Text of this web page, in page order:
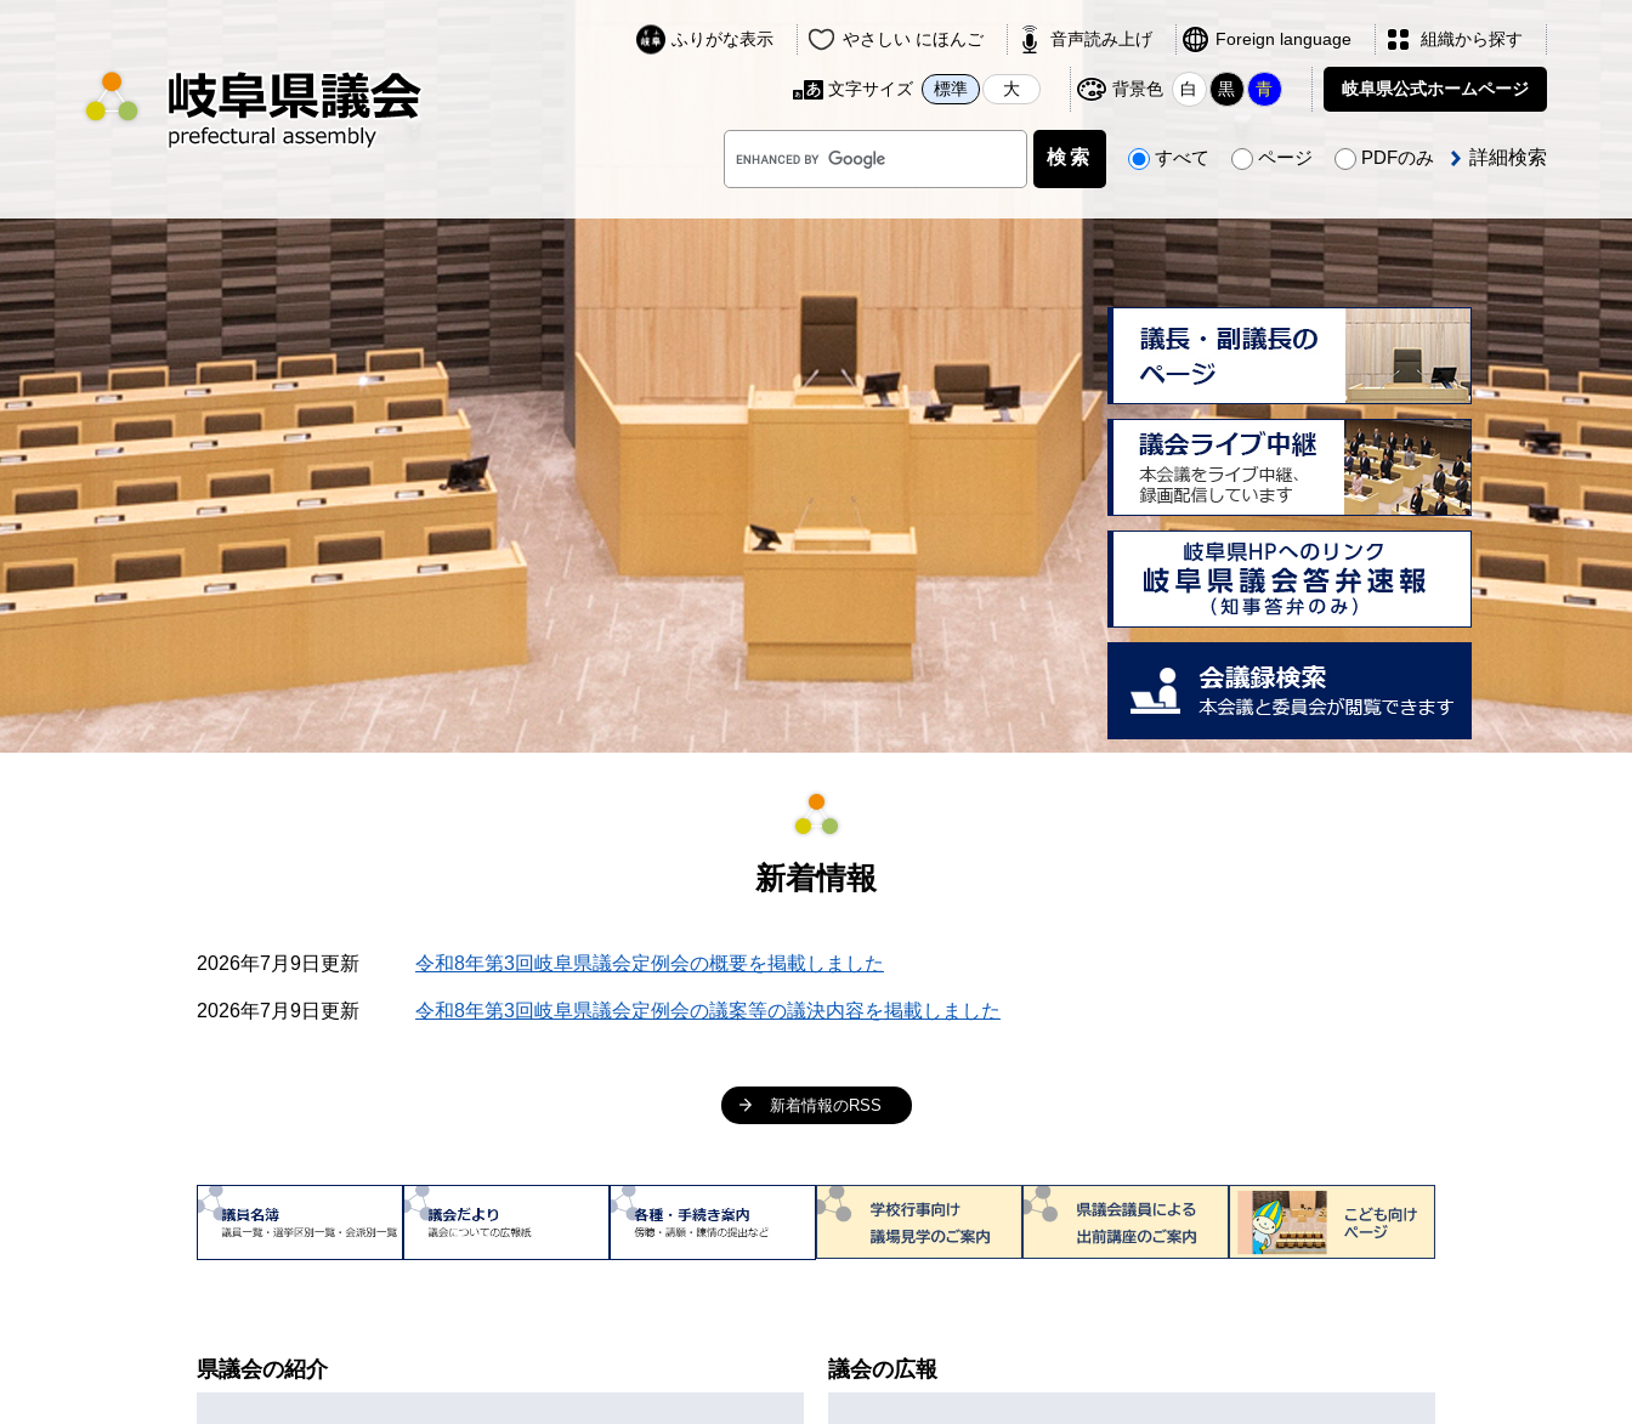
す
。
し
て
本
文
へ
ふりがな表示 やさしい にほんご 音声読み上げ Foreign language 組織から探す
文字サイズ 標準 大 背景色 白 黒 青 岐阜県公式ホームページ
ム
すべて ページ PDFのみ 詳細検索
新着情報
2026年7月9日更新 令和8年第3回岐阜県議会定例会の概要を掲載しました
2026年7月9日更新 令和8年第3回岐阜県議会定例会の議案等の議決内容を掲載しました
新着情報のRSS
県議会の紹介 議会の広報